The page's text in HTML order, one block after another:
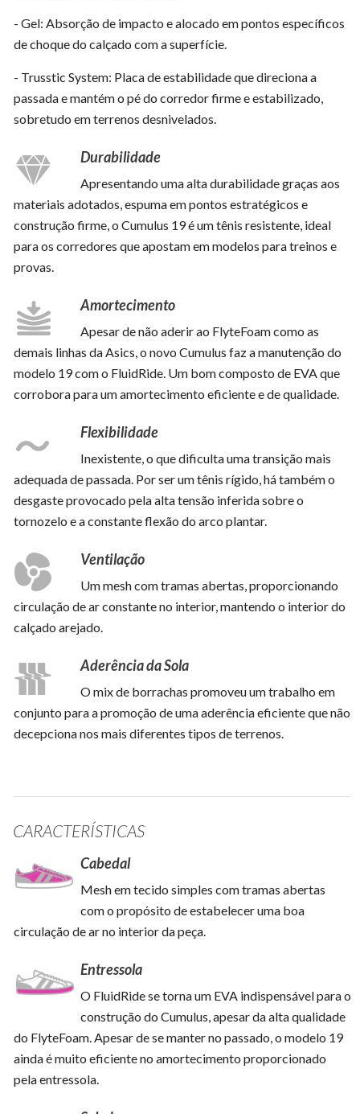
- Gel: Absorção de impacto e alocado em pontos específicos
de choque do calçado com a superfície.
- Trusstic System: Placa de estabilidade que direciona a
passada e mantém o pé do corredor firme e estabilizado,
sobretudo em terrenos desnivelados.
Durabilidade
Apresentando uma alta durabilidade graças aos
materiais adotados, espuma em pontos estratégicos e
construção firme, o Cumulus 19 é um tênis resistente, ideal
para os corredores que apostam em modelos para treinos e
provas.
Amortecimento
Apesar de não aderir ao FlyteFoam como as
demais linhas da Asics, o novo Cumulus faz a manutenção do
modelo 19 com o FluidRide. Um bom composto de EVA que
corrobora para um amortecimento eficiente e de qualidade.
Flexibilidade
Inexistente, o que dificulta uma transição mais
adequada de passada. Por ser um tênis rígido, há também o
desgaste provocado pela alta tensão inferida sobre o
tornozelo e a constante flexão do arco plantar.
Ventilação
Um mesh com tramas abertas, proporcionando
circulação de ar constante no interior, mantendo o interior do
calçado arejado.
Aderência da Sola
O mix de borrachas promoveu um trabalho em
conjunto para a promoção de uma aderência eficiente que não
decepciona nos mais diferentes tipos de terrenos.
CARACTERÍSTICAS
Cabedal
Mesh em tecido simples com tramas abertas
com o propósito de estabelecer uma boa
circulação de ar no interior da peça.
Entressola
O FluidRide se torna um EVA indispensável para o
construção do Cumulus, apesar da alta qualidade
do FlyteFoam. Apesar de se manter no passado, o modelo 19
ainda é muito eficiente no amortecimento proporcionado
pela entressola.